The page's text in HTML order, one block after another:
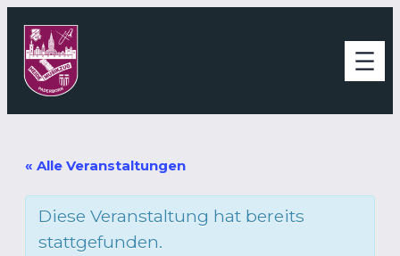
« Alle Veranstaltungen
Diese Veranstaltung hat bereits
stattgefunden.